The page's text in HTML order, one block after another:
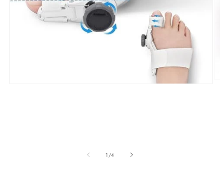
1 /van
4